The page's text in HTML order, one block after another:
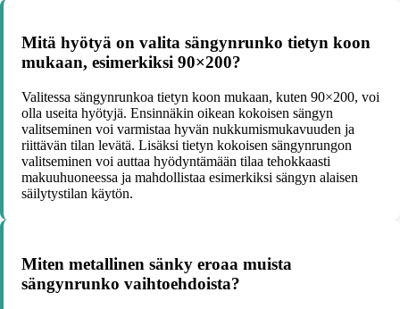
Mitä hyötyä on valita sängynrunko tietyn koon
mukaan, esimerkiksi 90×200?
Valitessa sängynrunkoa tietyn koon mukaan, kuten 90×200, voi
olla useita hyötyjä. Ensinnäkin oikean kokoisen sängyn
valitseminen voi varmistaa hyvän nukkumismukavuuden ja
riittävän tilan levätä. Lisäksi tietyn kokoisen sängynrungon
valitseminen voi auttaa hyödyntämään tilaa tehokkaasti
makuuhuoneessa ja mahdollistaa esimerkiksi sängyn alaisen
säilytystilan käytön.
Miten metallinen sänky eroaa muista
sängynrunko vaihtoehdoista?